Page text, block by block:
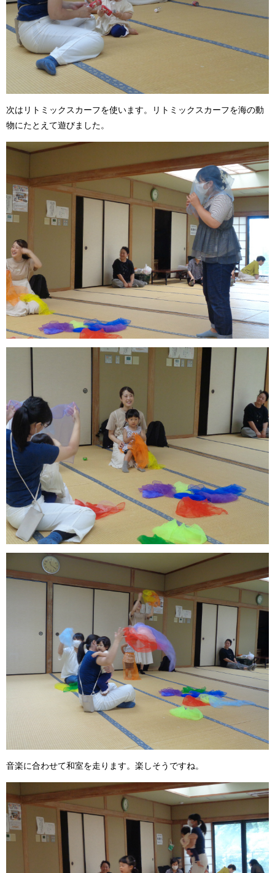
次はリトミックスカーフを使います。リトミックスカーフを海の動
物にたとえて遊びました。
音楽に合わせて和室を走ります。楽しそうですね。